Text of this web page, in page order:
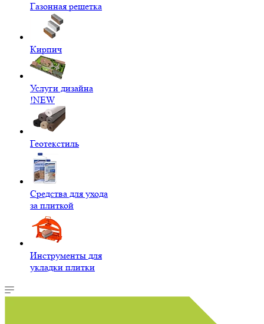
Газонная решетка
Кирпич
Услуги дизайна
!NEW
Геотекстиль
Средства для ухода
за плиткой
Инструменты для
укладки плитки